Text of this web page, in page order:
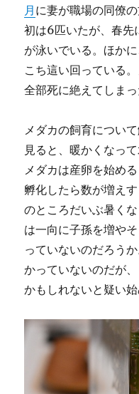
月 に妻が職場の同僚
初は6匹いたが、春先
が泳いでいる。ほか
こち這い回っている
全部死に絶えてしまっ
メダカの飼育につい
見ると、暖かくなっ
メダカは産卵を始め
孵化したら数が増え
のところだいぶ暑く
は一向に子孫を増や
っていないのだろう
かっていないのだが
かもしれないと疑い始